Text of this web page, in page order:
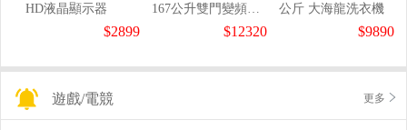
HD液晶顯示器
$2899
167公升雙門變頻冰
$12320
公斤 大海龍洗衣機
$9890
遊戲/電競 更多